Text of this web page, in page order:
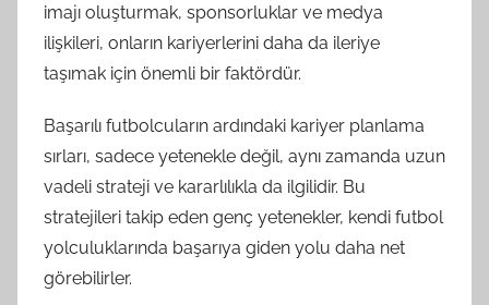
imajı oluşturmak, sponsorluklar ve medya
ilişkileri, onların kariyerlerini daha da ileriye
taşımak için önemli bir faktördür.
Başarılı futbolcuların ardındaki kariyer planlama
sırları, sadece yetenekle değil, aynı zamanda uzun
vadeli strateji ve kararlılıkla da ilgilidir. Bu
stratejileri takip eden genç yetenekler, kendi futbol
yolculuklarında başarıya giden yolu daha net
görebilirler.